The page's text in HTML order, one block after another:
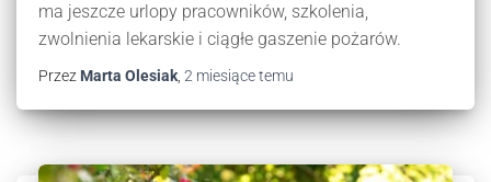
ma jeszcze urlopy pracowników, szkolenia,
zwolnienia lekarskie i ciągłe gaszenie pożarów.
Przez Marta Olesiak 2 miesiącetemu